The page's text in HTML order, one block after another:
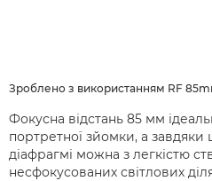
Зроблено з використанням RF
Фокусна відстань 85 мм
портретної зйомки, а
діафрагмі можна з легкістю
несфокусованих світлових